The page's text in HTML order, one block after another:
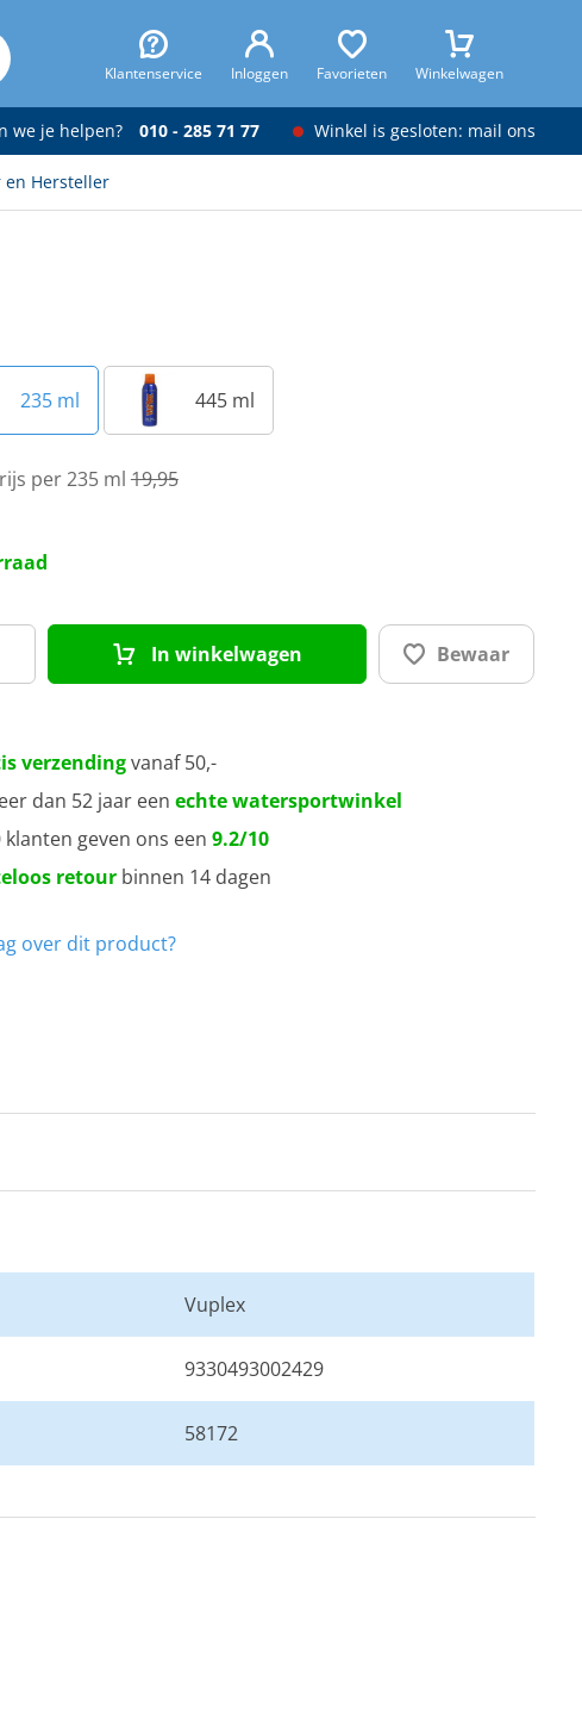
Klantenservice Inloggen Favorieten Winkelwagen
we je helpen? 010 - 285 71 77 Winkel is gesloten: mail ons
en Hersteller
235 ml 445 ml
per 235 ml19,95
In winkelwagen Bewaar
verzendingvanaf 50,-
dan 52 jaar een echte watersportwinkel
klanten geven ons een 9.2/10
retourbinnen 14 dagen
over dit product?
Vuplex
9330493002429
58172